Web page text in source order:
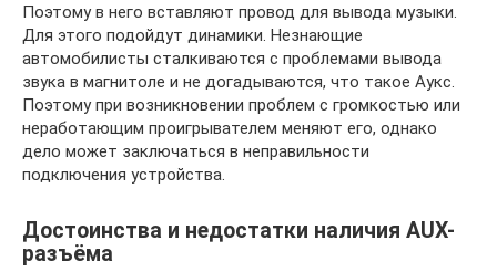
Поэтому в него вставляют провод для вывода музыки.
Для этого подойдут динамики. Незнающие
автомобилисты сталкиваются с проблемами вывода
звука в магнитоле и не догадываются, что такое Аукс.
Поэтому при возникновении проблем с громкостью или
неработающим проигрывателем меняют его, однако
дело может заключаться в неправильности
подключения устройства.
Достоинства и недостатки наличия AUX-
разъёма